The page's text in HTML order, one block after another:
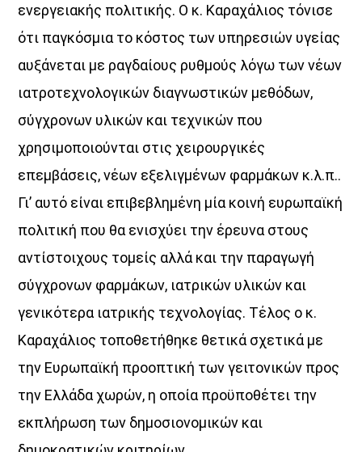
Discover More
UPCOMING SHOWS
ΜΟΥΣΙΚΗ
16:00
18:00
HOT 40 Θέμης Γεωργαντάς
18:00
20:00
Μελωδικές Ιστορίες
Just Music
21:00
22:00
ενεργειακής πολιτικής. Ο κ. Καραχάλιος τόνισε
ότι παγκόσμια το κόστος των υπηρεσιών υγείας
αυξάνεται με ραγδαίους ρυθμούς λόγω των νέων
ιατροτεχνολογικών διαγνωστικών μεθόδων,
σύγχρονων υλικών και τεχνικών που
χρησιμοποιούνται στις χειρουργικές
επεμβάσεις, νέων εξελιγμένων φαρμάκων κ.λ.π..
Γι’ αυτό είναι επιβεβλημένη μία κοινή ευρωπαϊκή
πολιτική που θα ενισχύει την έρευνα στους
αντίστοιχους τομείς αλλά και την παραγωγή
σύγχρονων φαρμάκων, ιατρικών υλικών και
γενικότερα ιατρικής τεχνολογίας. Τέλος ο κ.
Καραχάλιος τοποθετήθηκε θετικά σχετικά με
την Ευρωπαϊκή προοπτική των γειτονικών προς
την Ελλάδα χωρών, η οποία προϋποθέτει την
εκπλήρωση των δημοσιονομικών και